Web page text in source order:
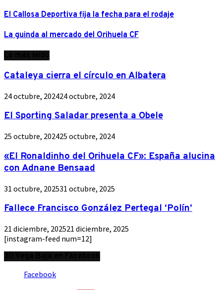
El Callosa Deportiva fija la fecha para el rodaje
La guinda al mercado del Orihuela CF
Cataleya cierra el círculo en Albatera
24 octubre, 202424 octubre, 2024
El Sporting Saladar presenta a Obele
25 octubre, 202425 octubre, 2024
«El Ronaldinho del Orihuela CF»: España alucina
con Adnane Bensaad
31 octubre, 202531 octubre, 2025
Fallece Francisco González Pertegal ‘Polín’
21 diciembre, 202521 diciembre, 2025
[instagram-feed num=12]
Facebook